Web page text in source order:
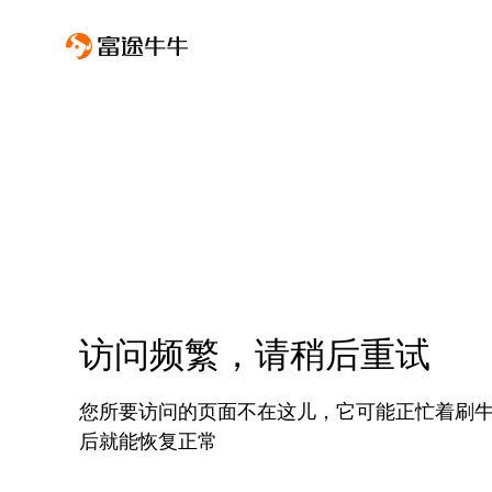
访问频繁，请稍后重试
您所要访问的页面不在这儿，它可能正忙着刷
后就能恢复正常